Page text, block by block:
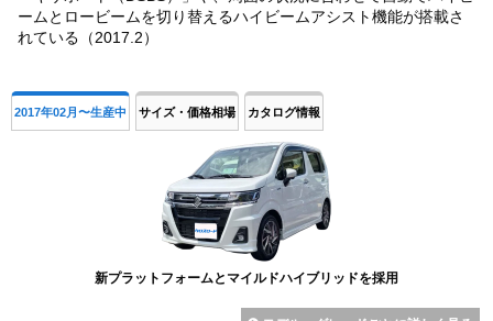
ームとロービームを切り替えるハイビームアシスト機能が搭載さ
れている（2017.2）
2017年02月〜生産中 サイズ・価格相場 カタログ情報
新プラットフォームとマイルドハイブリッドを採用